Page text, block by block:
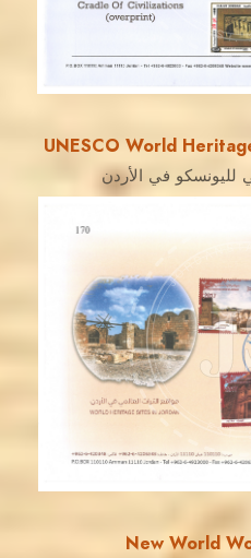
EST.
UNESCO World
لليونسكو في الأردن
New World